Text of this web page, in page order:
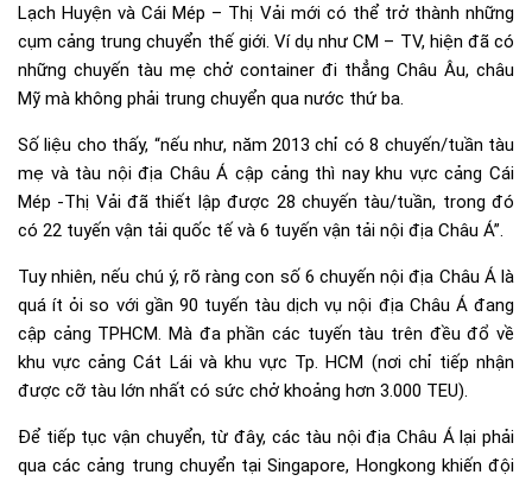
Lạch Huyện và Cái Mép – Thị Vải mới có thể trở thành những
cụm cảng trung chuyển thế giới. Ví dụ như CM – TV, hiện đã có
những chuyến tàu mẹ chở container đi thẳng Châu Âu, châu
Mỹ mà không phải trung chuyển qua nước thứ ba.
Số liệu cho thấy, “nếu như, năm 2013 chỉ có 8 chuyến/tuần tàu
mẹ và tàu nội địa Châu Á cập cảng thì nay khu vực cảng Cái
Mép -Thị Vải đã thiết lập được 28 chuyến tàu/tuần, trong đó
có 22 tuyến vận tải quốc tế và 6 tuyến vận tải nội địa Châu Á”.
Tuy nhiên, nếu chú ý, rõ ràng con số 6 chuyến nội địa Châu Á là
quá ít ỏi so với gần 90 tuyến tàu dịch vụ nội địa Châu Á đang
cập cảng TPHCM. Mà đa phần các tuyến tàu trên đều đổ về
khu vực cảng Cát Lái và khu vực Tp. HCM (nơi chỉ tiếp nhận
được cỡ tàu lớn nhất có sức chở khoảng hơn 3.000 TEU).
Để tiếp tục vận chuyển, từ đây, các tàu nội địa Châu Á lại phải
qua các cảng trung chuyển tại Singapore, Hongkong khiến đội